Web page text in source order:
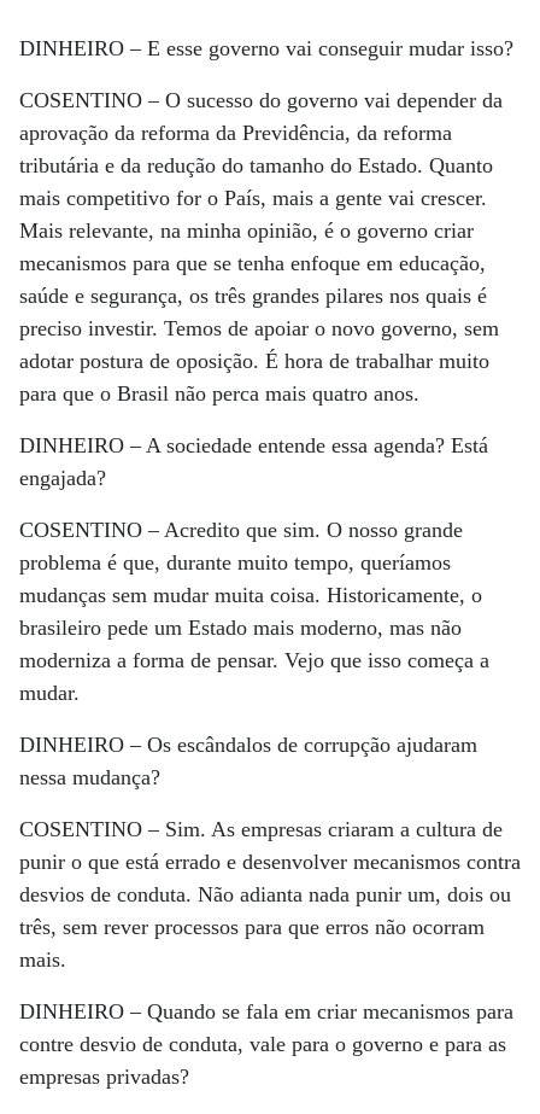
DINHEIRO –E esse governo vai conseguir mudar isso?
COSENTINO –O sucesso do governo vai depender da
aprovação da reforma da Previdência, da reforma
tributária e da redução do tamanho do Estado. Quanto
mais competitivo for o País, mais a gente vai crescer.
Mais relevante, na minha opinião, é o governo criar
mecanismos para que se tenha enfoque em educação,
saúde e segurança, os três grandes pilares nos quais é
preciso investir. Temos de apoiar o novo governo, sem
adotar postura de oposição. É hora de trabalhar muito
para que o Brasil não perca mais quatro anos.
DINHEIRO –A sociedade entende essa agenda? Está
engajada?
COSENTINO –Acredito que sim. O nosso grande
problema é que, durante muito tempo, queríamos
mudanças sem mudar muita coisa. Historicamente, o
brasileiro pede um Estado mais moderno, mas não
moderniza a forma de pensar. Vejo que isso começa a
mudar.
DINHEIRO –Os escândalos de corrupção ajudaram
nessa mudança?
COSENTINO –Sim. As empresas criaram a cultura de
punir o que está errado e desenvolver mecanismos contra
desvios de conduta. Não adianta nada punir um, dois ou
três, sem rever processos para que erros não ocorram
mais.
DINHEIRO –Quando se fala em criar mecanismos para
contre desvio de conduta, vale para o governo e para as
empresas privadas?